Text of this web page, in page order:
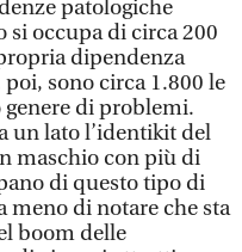
patologiche
si occupa di circa 200
dipendenza
sono circa 1.800 le
genere di problemi.
un lato l’identikit del
maschio con più di
di questo tipo di
meno di notare che sta
boom delle